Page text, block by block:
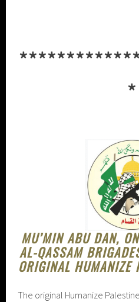
*
MU’MIN ABU DAN,
AL-QASSAM
ORIGINAL HUMANIZE
The original Humanize